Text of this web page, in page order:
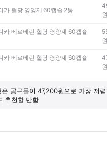
카 혈당 영양제 60캡슐 2통
원
카 베르베린 혈당 영양제 60캡슐
원
카 베르베린 혈당 영양제 60캡슐
원
공구몰이 47,200원으로 가장 저
추천할 만함